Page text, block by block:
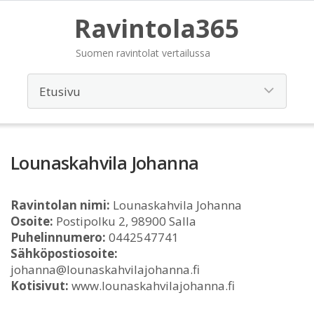
Ravintola365
Suomen ravintolat vertailussa
Lounaskahvila Johanna
Ravintolan nimi: Lounaskahvila Johanna
Osoite: Postipolku 2, 98900 Salla
Puhelinnumero: 0442547741
Sähköpostiosoite:
johanna@lounaskahvilajohanna.fi
Kotisivut: www.lounaskahvilajohanna.fi